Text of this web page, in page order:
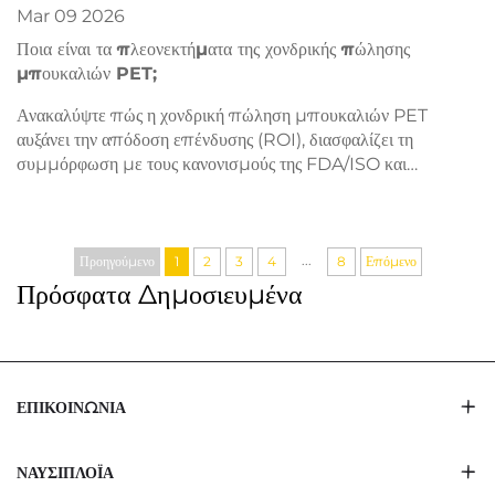
Mar 09 2026
Ποια είναι τα πλεονεκτήματα της χονδρικής πώλησης
μπουκαλιών PET;
Ανακαλύψτε πώς η χονδρική πώληση μπουκαλιών PET
αυξάνει την απόδοση επένδυσης (ROI), διασφαλίζει τη
συμμόρφωση με τους κανονισμούς της FDA/ISO και
Προηγούμενο 1 2 3 4 8 Επόμενο
Πρόσφατα Δημοσιευμένα
ΕΠΙΚΟΙΝΩΝΊΑ
ΝΑΥΣΙΠΛΟΪ́Α